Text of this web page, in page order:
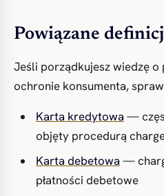
Powiązane
Jeśli porządkujesz wiedzę o
ochronie konsumenta,
Karta kredytowa —
objęty procedurą
Karta debetowa —
płatności debetowe